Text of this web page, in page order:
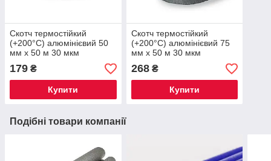
Скотч термостійкий
(+200°С) алюмінієвий 50
мм х 50 м 30 мкм
179 ₴
Купити
Скотч термостійкий
(+200°С) алюмінієвий 75
мм х 50 м 30 мкм
268₴
Купити
Подібні товари компанії